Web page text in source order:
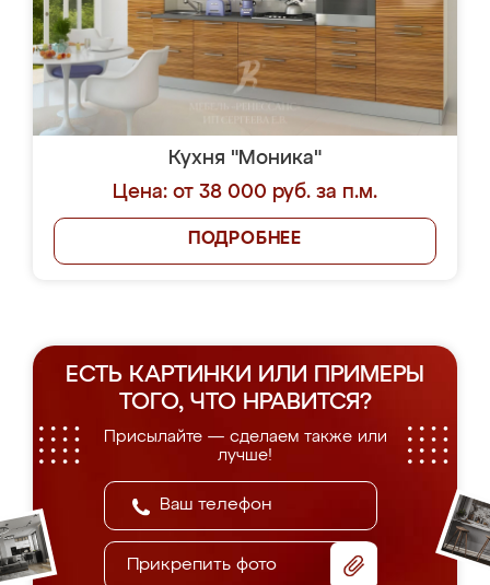
Кухня "Моника"
Цена: от 38 000 руб. за п.м.
ПОДРОБНЕЕ
ЕСТЬ КАРТИНКИ ИЛИ ПРИМЕРЫ
ТОГО, ЧТО НРАВИТСЯ?
Присылайте — сделаем также или
лучше!
Прикрепить фото